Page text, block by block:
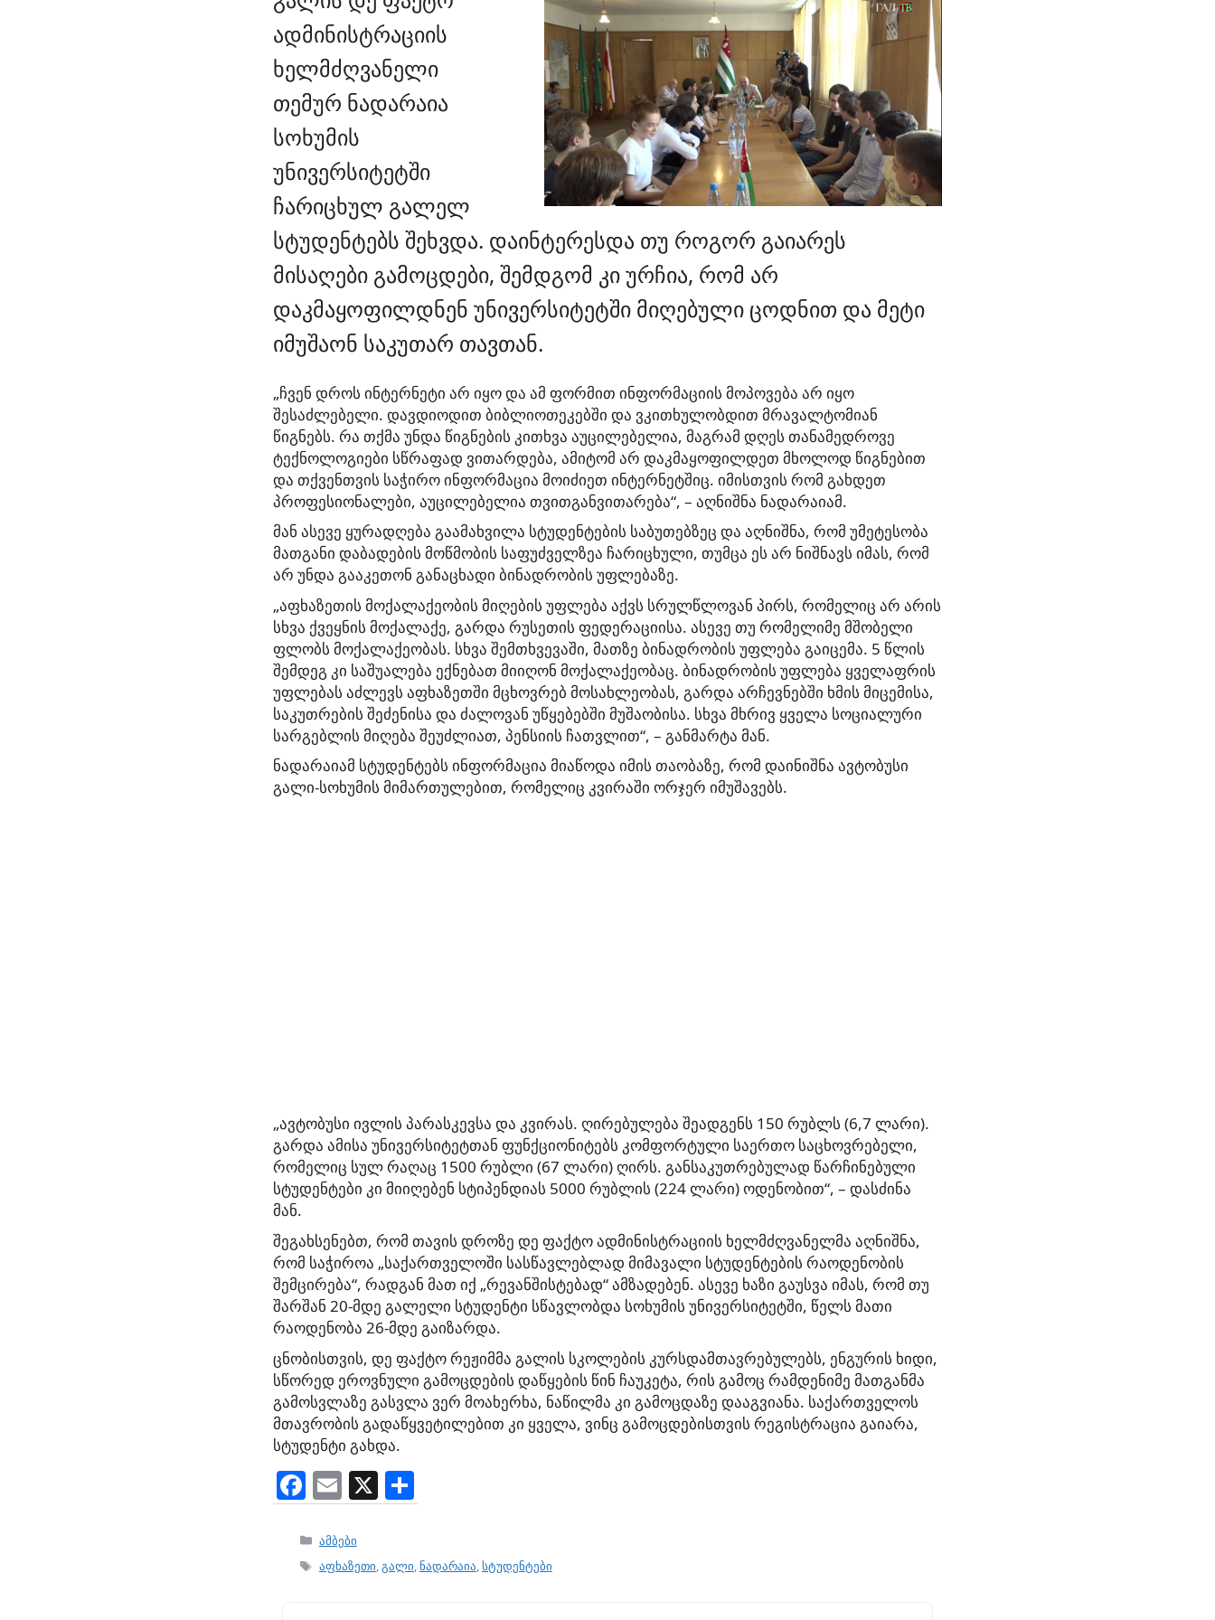
ადმინისტრაციის
ხელმძღვანელი
თემურ ნადარაია
სოხუმის
უნივერსიტეტში
ჩარიცხულ გალელ
სტუდენტებს შეხვდა. დაინტერესდა თუ როგორ გაიარეს
მისაღები გამოცდები, შემდგომ კი ურჩია, რომ არ
დაკმაყოფილდნენ უნივერსიტეტში მიღებული ცოდნით და მეტი
იმუშაონ საკუთარ თავთან.
„ჩვენ დროს ინტერნეტი არ იყო და ამ ფორმით ინფორმაციის მოპოვება არ იყო
შესაძლებელი. დავდიოდით ბიბლიოთეკებში და ვკითხულობდით მრავალტომიან
წიგნებს. რა თქმა უნდა წიგნების კითხვა აუცილებელია, მაგრამ დღეს თანამედროვე
ტექნოლოგიები სწრაფად ვითარდება, ამიტომ არ დაკმაყოფილდეთ მხოლოდ წიგნებით
და თქვენთვის საჭირო ინფორმაცია მოიძიეთ ინტერნეტშიც. იმისთვის რომ გახდეთ
პროფესიონალები, აუცილებელია თვითგანვითარება“, – აღნიშნა ნადარაიამ.
მან ასევე ყურადღება გაამახვილა სტუდენტების საბუთებზეც და აღნიშნა, რომ უმეტესობა
მათგანი დაბადების მოწმობის საფუძველზეა ჩარიცხული, თუმცა ეს არ ნიშნავს იმას, რომ
არ უნდა გააკეთონ განაცხადი ბინადრობის უფლებაზე.
„აფხაზეთის მოქალაქეობის მიღების უფლება აქვს სრულწლოვან პირს, რომელიც არ არის
სხვა ქვეყნის მოქალაქე, გარდა რუსეთის ფედერაციისა. ასევე თუ რომელიმე მშობელი
ფლობს მოქალაქეობას. სხვა შემთხვევაში, მათზე ბინადრობის უფლება გაიცემა. 5 წლის
შემდეგ კი საშუალება ექნებათ მიიღონ მოქალაქეობაც. ბინადრობის უფლება ყველაფრის
უფლებას აძლევს აფხაზეთში მცხოვრებ მოსახლეობას, გარდა არჩევნებში ხმის მიცემისა,
საკუთრების შეძენისა და ძალოვან უწყებებში მუშაობისა. სხვა მხრივ ყველა სოციალური
სარგებლის მიღება შეუძლიათ, პენსიის ჩათვლით“, – განმარტა მან.
ნადარაიამ სტუდენტებს ინფორმაცია მიაწოდა იმის თაობაზე, რომ დაინიშნა ავტობუსი
გალი-სოხუმის მიმართულებით, რომელიც კვირაში ორჯერ იმუშავებს.
„ავტობუსი ივლის პარასკევსა და კვირას. ღირებულება შეადგენს 150 რუბლს (6,7 ლარი).
გარდა ამისა უნივერსიტეტთან ფუნქციონიტებს კომფორტული საერთო საცხოვრებელი,
რომელიც სულ რაღაც 1500 რუბლი (67 ლარი) ღირს. განსაკუთრებულად წარჩინებული
სტუდენტები კი მიიღებენ სტიპენდიას 5000 რუბლის (224 ლარი) ოდენობით“, – დასძინა
მან.
შეგახსენებთ, რომ თავის დროზე დე ფაქტო ადმინისტრაციის ხელმძღვანელმა აღნიშნა,
რომ საჭიროა „საქართველოში სასწავლებლად მიმავალი სტუდენტების რაოდენობის
შემცირება“, რადგან მათ იქ „რევანშისტებად“ ამზადებენ. ასევე ხაზი გაუსვა იმას, რომ თუ
შარშან 20-მდე გალელი სტუდენტი სწავლობდა სოხუმის უნივერსიტეტში, წელს მათი
რაოდენობა 26-მდე გაიზარდა.
ცნობისთვის, დე ფაქტო რეჟიმმა გალის სკოლების კურსდამთავრებულებს, ენგურის ხიდი,
სწორედ ეროვნული გამოცდების დაწყების წინ ჩაუკეტა, რის გამოც რამდენიმე მათგანმა
გამოსვლაზე გასვლა ვერ მოახერხა, ნაწილმა კი გამოცდაზე დააგვიანა. საქართველოს
მთავრობის გადაწყვეტილებით კი ყველა, ვინც გამოცდებისთვის რეგისტრაცია გაიარა,
სტუდენტი გახდა.
F
a
c
e
E
m
ai
l
X
h
e
Categories
ამბები
Tags
აფხაზეთი,გალი,ნადარაია,სტუდენტები